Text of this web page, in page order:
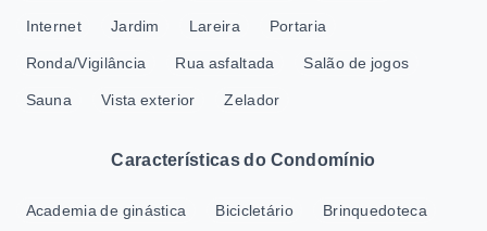
Internet Jardim Lareira Portaria
Ronda/Vigilância Rua asfaltada Salão de jogos
Sauna Vista exterior Zelador
Características do Condomínio
Academia de ginástica Bicicletário Brinquedoteca